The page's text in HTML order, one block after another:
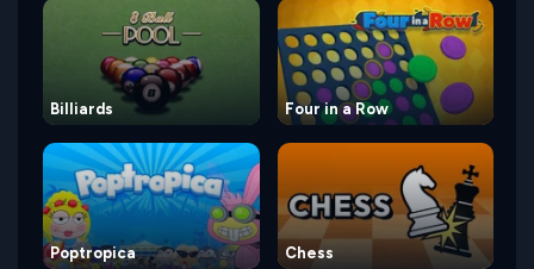
Billiards Four in a Row
Poptropica Chess